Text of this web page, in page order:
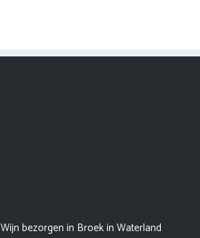
Wijn bezorgen in Broek in Waterland